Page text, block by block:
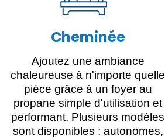
Cheminée
Ajoutez une ambiance
chaleureuse à n'importe quelle
pièce grâce à un foyer au
propane simple d'utilisation et
performant. Plusieurs modèles
sont disponibles : autonomes,